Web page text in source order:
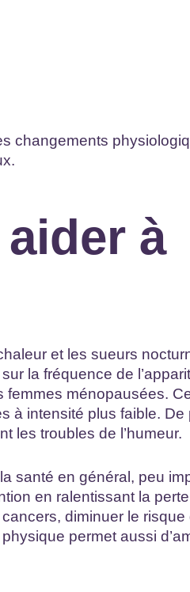
changements
à
et les sueurs
la fréquence de
femmes ménopausées.
à intensité plus faible. De
les troubles de l’humeur.
santé en général, peu
en ralentissant la
diminuer le risque
permet aussi